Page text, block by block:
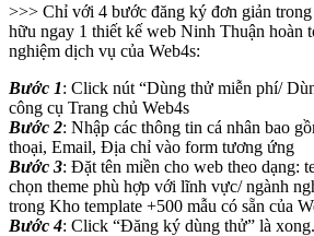
>>> Chỉ với 4 bước đăng ký đơn giản trong
hữu ngay 1 thiết kế web Ninh Thuận hoàn
nghiệm dịch vụ của Web4s:
Bước 1: Click nút “Dùng thử miễn phí/
công cụ Trang chủ Web4s
Bước 2: Nhập các thông tin cá nhân bao
thoại, Email, Địa chỉ vào form tương ứng
Bước 3: Đặt tên miền cho web theo dạng:
chọn theme phù hợp với lĩnh vực/ ngành
trong Kho template +500 mẫu có sẵn của
Bước 4: Click “Đăng ký dùng thử” là xong.